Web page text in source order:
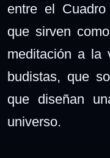
entre el
que sirven
meditación a la
budistas, que
que diseñan
universo.